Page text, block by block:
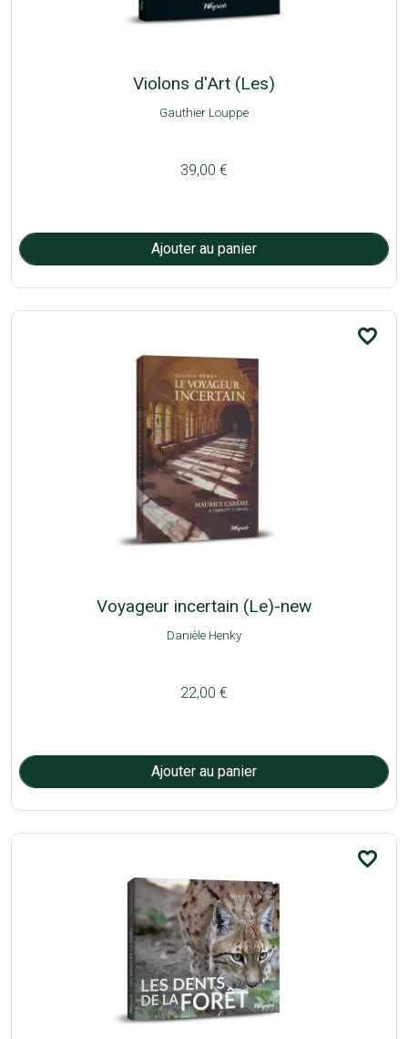
Violons d'Art (Les)
Gauthier Louppe
39,00 €
favorite_border
Voyageur incertain (Le)-new
Danièle Henky
22,00 €
favorite_border